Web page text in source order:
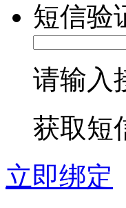
短信验
请输入
获取短
立即绑定